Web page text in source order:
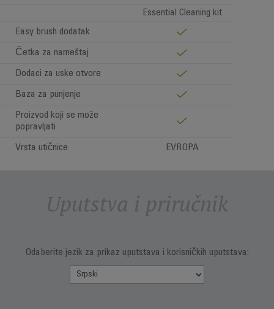
Essential Cleaning kit
Easy brush dodatak
Četka za nameštaj
Dodaci za uske otvore
Baza za punjenje
Proizvod koji se može
popravljati
Vrsta utičnice EVROPA
Uputstva i priručnik
Odaberite jezik za prikaz uputstava i korisničkih uputstava: